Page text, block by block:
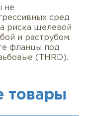
не
сред
риска щелевой
и раструбом.
фланцы под
(THRD).
товары